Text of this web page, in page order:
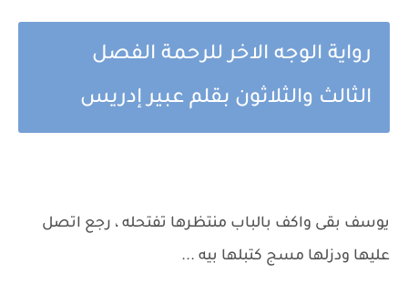
رواية الوجه الاخر للرحمة الفصل
الثالث والثلاثون بقلم عبير إدريس
يوسف بقى واكف بالباب منتظرها تفتحله ، رجع اتصل
عليها ودزلها مسج كتبلها بيه ...